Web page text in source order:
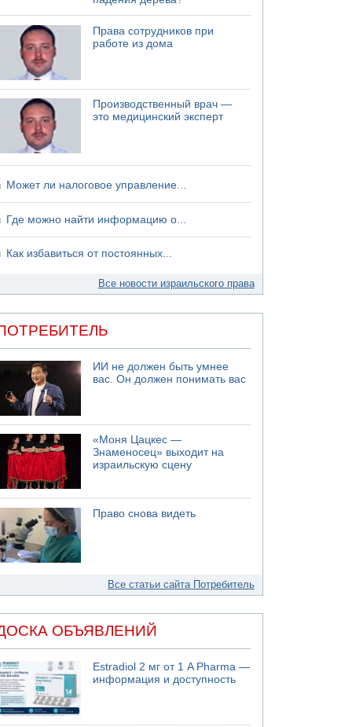
Права сотрудников при
работе из дома
Производственный врач —
это медицинский эксперт
Может ли налоговое управление...
Где можно найти информацию о...
Как избавиться от постоянных...
Все новости израильского права
ИИ не должен быть умнее
вас. Он должен понимать вас
«Моня Цацкес —
Знаменосец» выходит на
израильскую сцену
Право снова видеть
Все статьи сайта Потребитель
ОБЪЯВЛЕНИЙ
Estradiol 2 мг от 1 A Pharma —
информация и доступность